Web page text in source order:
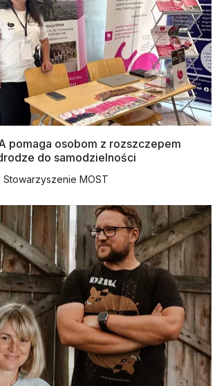
pomaga osobom z rozszczepem
do samodzielności
Stowarzyszenie MOST